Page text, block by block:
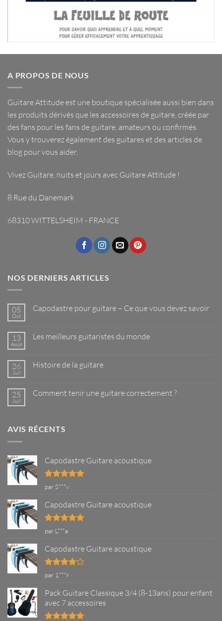
A PROPOS DE NOUS
Guitare Attitude est une boutique spécialisée aussi bien dans
les produits dérivés que les accessoires de guitare, créée par
des fans pour les fans de guitare, amateurs ou confirmés.
Vous y trouverez également des guitares et des articles de
blog pour vous aider.
Vivez Guitare, nuits et jours avec Guitare Attitude !
8 Rue du Danemark
68310 WITTELSHEIM - FRANCE
NOS DERNIERS ARTICLES
05
Oct
Capodastre pour guitare – Ce que vous devez savoir
Capodastre
Ce
que
savoir
13
Août
Les meilleurs guitaristes du monde
Les
monde
26
Juil
Histoire de la guitare
Histoire
25
Juil
Comment tenir une guitare correctement ?
tenir
?
AVIS RÉCENTS
Capodastre Guitare acoustique
Note5sur
par S***v
Capodastre Guitare acoustique
Note5
par L***a
Capodastre Guitare acoustique
Note4
par 1***r
Pack Guitare Classique 3/4 (8-13ans) pour enfant
avec 7 accessoires